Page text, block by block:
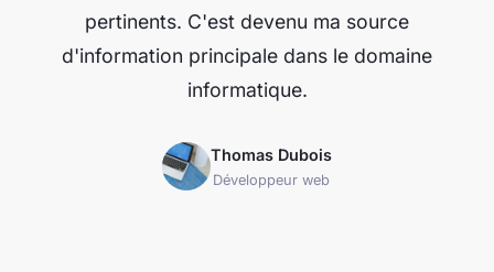
pertinents. C'est devenu ma source
d'information principale dans le domaine
informatique.
Thomas Dubois
Développeur web